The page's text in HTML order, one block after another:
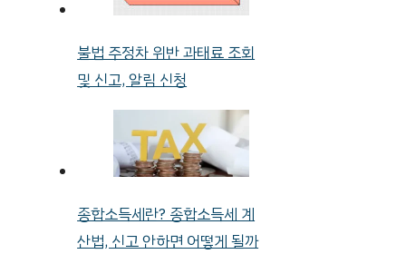
불법 주정차 위반 과태료 조회
및 신고, 알림 신청
종합소득세란? 종합소득세 계
산법, 신고 안하면 어떻게 될까